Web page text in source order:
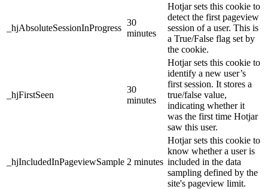
_hjAbsoluteSessionInProgress
30
minutes
Hotjar sets this cookie to
detect the first pageview
session of a user. This is
a True/False flag set by
the cookie.
_hjFirstSeen
30
minutes
Hotjar sets this cookie to
identify a new user’s
first session. It stores a
true/false value,
indicating whether it
was the first time Hotjar
saw this user.
_hjIncludedInPageviewSample 2 minutes
Hotjar sets this cookie to
know whether a user is
included in the data
sampling defined by the
site's pageview limit.